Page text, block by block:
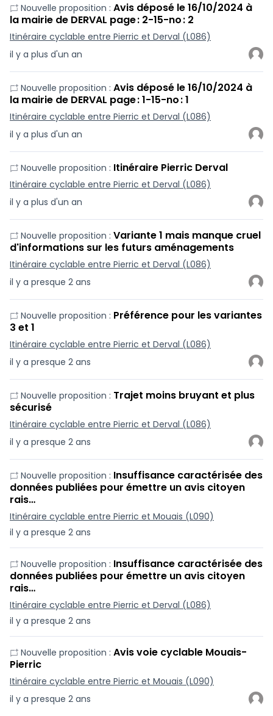
il y a plus d'un an
Nouvelle proposition : Avis déposé le 16/10/2024 à
la mairie de DERVAL page : 2-15-no : 2
Itinéraire cyclable entre Pierric et Derval (L086)
il y a plus d'un an
Nouvelle proposition : Avis déposé le 16/10/2024 à
la mairie de DERVAL page : 1-15-no : 1
Itinéraire cyclable entre Pierric et Derval (L086)
il y a plus d'un an
Nouvelle proposition : Itinéraire Pierric Derval
Itinéraire cyclable entre Pierric et Derval (L086)
il y a presque 2 ans
Nouvelle proposition : Variante 1 mais manque cruel
d'informations sur les futurs aménagements
Itinéraire cyclable entre Pierric et Derval (L086)
il y a presque 2 ans
Nouvelle proposition : Préférence pour les variantes
3 et 1
Itinéraire cyclable entre Pierric et Derval (L086)
il y a presque 2 ans
Nouvelle proposition : Trajet moins bruyant et plus
sécurisé
Itinéraire cyclable entre Pierric et Derval (L086)
il y a presque 2 ans
Nouvelle proposition : Insuffisance caractérisée des
données publiées pour émettre un avis citoyen
rais…
Itinéraire cyclable entre Pierric et Mouais (L090)
il y a presque 2 ans
Nouvelle proposition : Insuffisance caractérisée des
données publiées pour émettre un avis citoyen
rais…
Itinéraire cyclable entre Pierric et Derval (L086)
il y a presque 2 ans
Nouvelle proposition : Avis voie cyclable Mouais-
Pierric
Itinéraire cyclable entre Pierric et Mouais (L090)